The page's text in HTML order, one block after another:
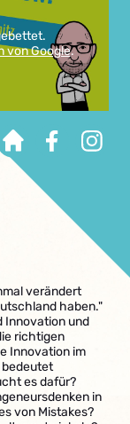
von Google.
verändert
haben."
Innovation und
richtigen
Innovation im
bedeutet
es dafür?
in
von Mistakes?